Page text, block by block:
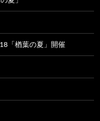
「楢葉の夏」開催